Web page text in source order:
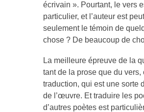
écrivain ». Pourtant, le vers
particulier, et l’auteur est
seulement le témoin de
chose ? De beaucoup de
La meilleure épreuve de la
tant de la prose que du vers,
traduction, qui est une sorte
de l’œuvre. Et traduire les
d’autres poètes est